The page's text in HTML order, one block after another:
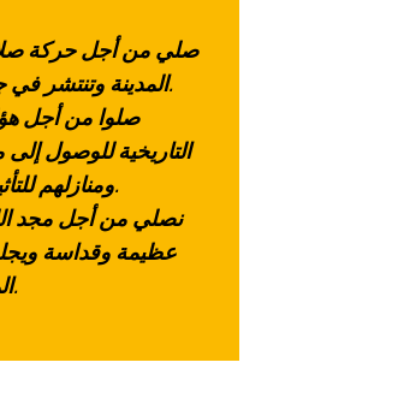
صلي من أجل حركة
المدينة وتنتشر في جميع أنحاء الأمة.
صلوا من أجل
التاريخية للوصول إلى
ومنازلهم للتأثير على جيرانهم.
نصلي من أجل مجد
عظيمة وقداسة
المتاجرين بالبشر.